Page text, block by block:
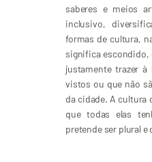
saberes e meios
inclusivo,
formas de cultura,
significa
justamente trazer
vistos ou que não
da cidade. A cultura
que todas elas
pretende ser plural e